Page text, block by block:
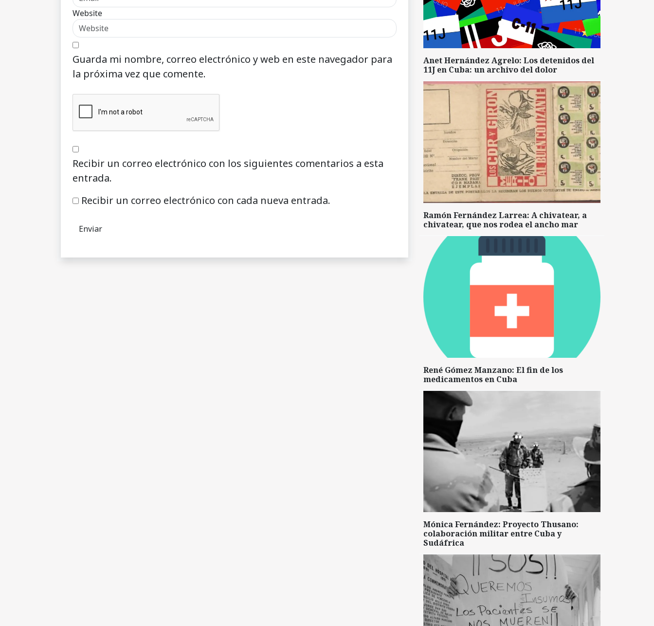
Website
Guarda mi nombre, correo electrónico y web en este navegador para
la próxima vez que comente.
Recibir un correo electrónico con los siguientes comentarios a esta
entrada.
Recibir un correo electrónico con cada nueva entrada.
Anet Hernández Agrelo: Los detenidos del
11J en Cuba: un archivo del dolor
Ramón Fernández Larrea: A chivatear, a
chivatear, que nos rodea el ancho mar
René Gómez Manzano: El fin de los
medicamentos en Cuba
Mónica Fernández: Proyecto Thusano:
colaboración militar entre Cuba y
Sudáfrica